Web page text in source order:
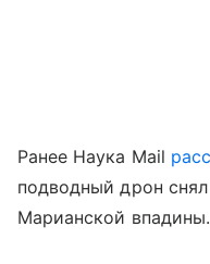
Ранее Наука Mail
подводный дрон
Марианской впадины.